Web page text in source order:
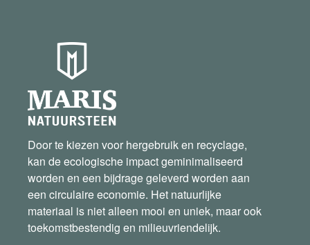
Door te kiezen voor hergebruik en recyclage,
kan de ecologische impact geminimaliseerd
worden en een bijdrage geleverd worden aan
een circulaire economie. Het natuurlijke
materiaal is niet alleen mooi en uniek, maar ook
toekomstbestendig en milieuvriendelijk.